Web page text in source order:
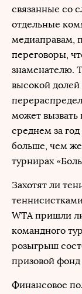
связанные со
отдельные
медиаправам,
переговоры,
знаменателю.
высокой долей
может вызвать
среднем за
больше, чем
турнирах
Захотят ли
WTA пришли
командного
розыгрыш
призовой фонд
Финансовое